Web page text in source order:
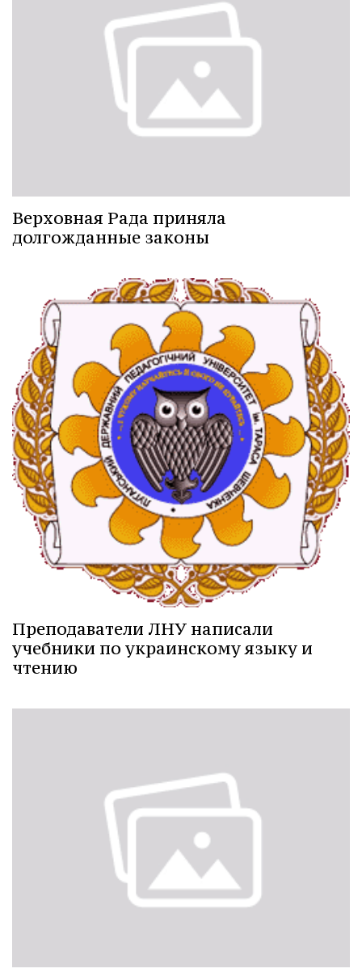
Верховная Рада приняла
долгожданные законы
Преподаватели ЛНУ написали
учебники по украинскому языку и
чтению